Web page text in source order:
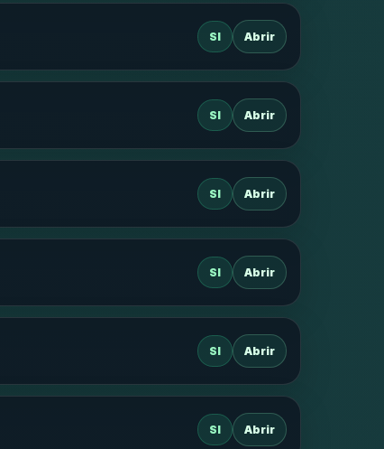
SI Abrir
SI Abrir
SI Abrir
SI Abrir
SI Abrir
SI Abrir